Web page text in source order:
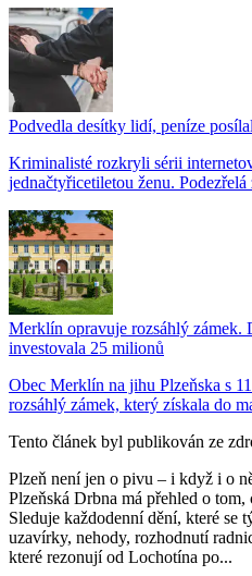
Podvedla desítky lidí, peníze
Kriminalisté rozkryli sérii
jednačtyřicetiletou ženu. Podezřelá
Merklín opravuje rozsáhlý zámek.
investovala 25 milionů
Obec Merklín na jihu Plzeňska s
rozsáhlý zámek, který získala do
Tento článek byl publikován ze
Plzeň není jen o pivu – i když i o
Plzeňská Drbna má přehled o
Sleduje každodenní dění, které se
uzavírky, nehody, rozhodnutí
které rezonují od Lochotína po...